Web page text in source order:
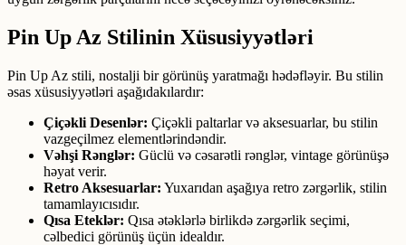
Pin Up Az Stilinin Xüsusiyyətləri
Pin Up Az stili, nostalji bir görünüş yaratmağı hədəfləyir. Bu stilin
əsas xüsusiyyətləri aşağıdakılardır:
Çiçəkli Desenlər: Çiçəkli paltarlar və aksesuarlar, bu stilin
vazgeçilmez elementlərindəndir.
Vəhşi Rənglər: Güclü və cəsarətli rənglər, vintage görünüşə
həyat verir.
Retro Aksesuarlar: Yuxarıdan aşağıya retro zərgərlik, stilin
tamamlayıcısıdır.
Qısa Eteklər: Qısa ətəklərlə birlikdə zərgərlik seçimi,
cəlbedici görünüş üçün idealdır.